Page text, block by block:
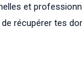
et
récupérer tes